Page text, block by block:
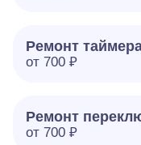
Ремонт
от 700 ₽
Ремонт
от 700 ₽